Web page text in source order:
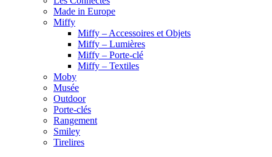
Made in Europe
Miffy
Miffy – Accessoires et Objets
Miffy – Lumières
Miffy – Porte-clé
Miffy – Textiles
Moby
Musée
Outdoor
Porte-clés
Rangement
Smiley
Tirelires